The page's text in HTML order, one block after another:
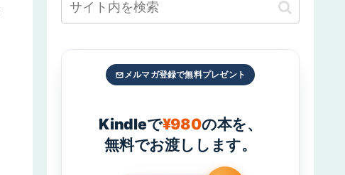
メルマガ登録で無料プレゼント
Kindleで¥980の本を、
無料でお渡しします。